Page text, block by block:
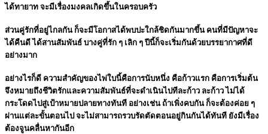
ได้ทายาท จะมีเรื่องมงคลเกิดขึ้นในครอบครัว
ส่วนคู่รักที่อยู่ไกลกัน ก็จะมีโอกาสได้พบปะใกล้ชิดกันมากขึ้น คนที่มีปัญหาจะ
ได้คืนดี ได้สานสัมพันธ์ บางคู่ที่รัก ๆ เลิก ๆ ปีนี้ก็จะเริ่มกันด้วยบรรยากาศที่ดี
อย่างมาก
อย่างไรก็ดี ความสำคัญของไพ่ใบนี้คือการนับหนึ่ง คือก้าวแรก คือการเริ่มต้น
จึงหมายถึงชีวิตรักและความสัมพันธ์ที่จะดำเนินไปทีละก้าว ละก้าว ไม่ได้
กระโดดไปสู่เป้าหมายปลายทางทันที อย่างเช่น ถ้าเพิ่งคบกัน ก็จะต้องค่อย ๆ
ผ่านแต่ละขั้นตอนไป จะไม่สามารถรวบรัดตัดตอนอยู่กินกันได้ทันที ยังมีเรื่อง
ต้องจูนคลื่นหากันอีก